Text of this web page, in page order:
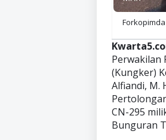
Perwakilan
(Kungker)
Alfiandi, M.
CN-295
Bunguran